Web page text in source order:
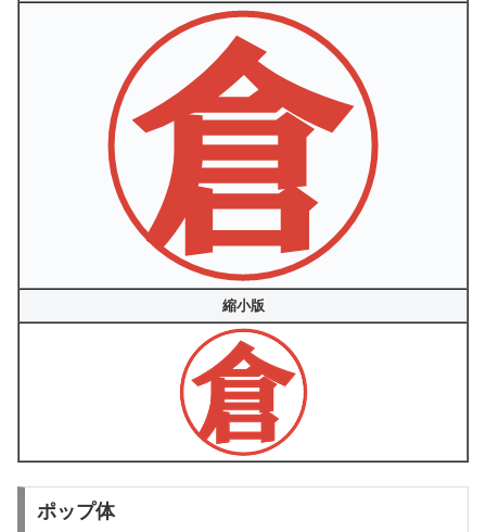
縮小版
ポップ体